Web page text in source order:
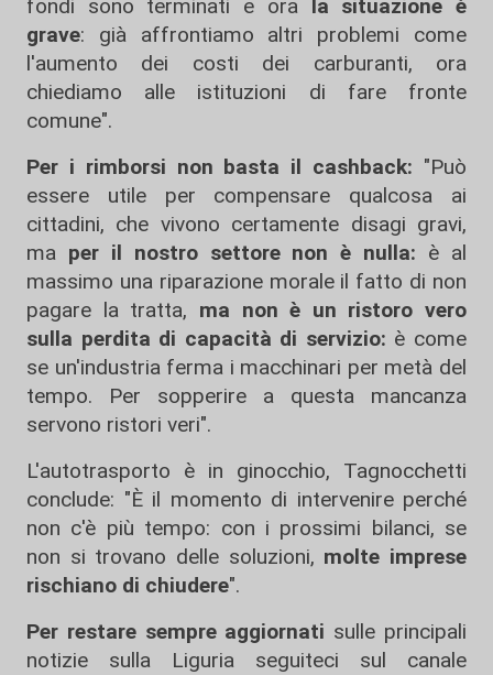
fondi sono terminati e orala situazione è
grave: già affrontiamo altri problemi come
l'aumento dei costi dei carburanti, ora
chiediamo alle istituzioni di fare fronte
comune".
Per i rimborsi non basta il cashback: "Può
essere utile per compensare qualcosa ai
cittadini, che vivono certamente disagi gravi,
ma per il nostro settore non è nulla: è al
massimo una riparazione morale il fatto di non
pagare la tratta, ma non è un ristoro vero
sulla perdita di capacità di servizio: è come
se un'industria ferma i macchinari per metà del
tempo. Per sopperire a questa mancanza
servono ristori veri".
L'autotrasporto è in ginocchio, Tagnocchetti
conclude: "È il momento di intervenire perché
non c'è più tempo: con i prossimi bilanci, se
non si trovano delle soluzioni, molte imprese
rischiano di chiudere".
Per restare sempre aggiornati sulle principali
notizie sulla Liguria seguiteci sul canale